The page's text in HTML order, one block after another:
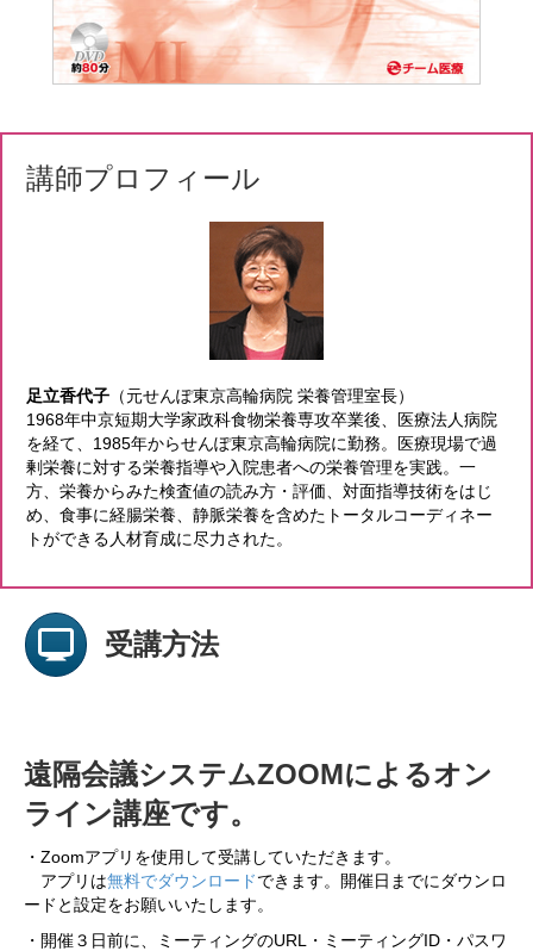
講師プロフィール
足立香代子 （元せんぽ東京高輪病院 栄養管理室長）
1968年中京短期大学家政科食物栄養専攻卒業後、医療法人病院
を経て、1985年からせんぽ東京高輪病院に勤務。医療現場で過
剰栄養に対する栄養指導や入院患者への栄養管理を実践。一
方、栄養からみた検査値の読み方・評価、対面指導技術をはじ
め、食事に経腸栄養、静脈栄養を含めたトータルコーディネー
トができる人材育成に尽力された。
受講方法
遠隔会議システムZOOMによるオン
ライン講座です。
・Zoomアプリを使用して受講していただきます。
アプリは無料でダウンロードできます。開催日までにダウンロ
ードと設定をお願いいたします。
・開催３日前に、ミーティングのURL・ミーティングID・パスワ